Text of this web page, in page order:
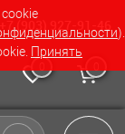
).
Принять
+7 (903) 927-91-46